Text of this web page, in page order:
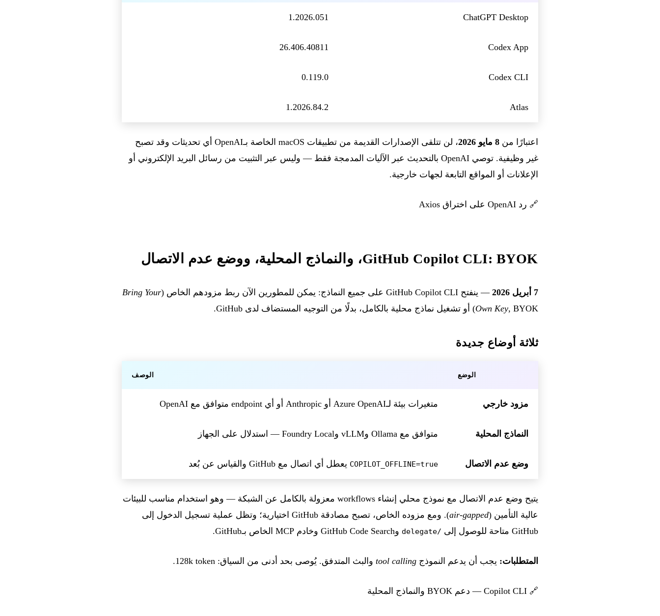
ChatGPT Desktop
1.2026.051
Codex App
26.406.40811
Codex CLI
0.119.0
Atlas
1.2026.84.2
اعتبارًا من 8 مايو 2026
، لن تتلقى الإصدارات القديمة من تطبيقات macOS الخاصة بـOpenAI أي تحديثات وقد تصبح
غير وظيفية. توصي OpenAI بالتحديث عبر الآليات المدمجة فقط — وليس عبر التثبيت من رسائل البريد الإلكتروني أو
الإعلانات أو المواقع التابعة لجهات خارجية.
🔗 رد OpenAI على اختراق Axios
GitHub Copilot CLI: BYOK، والنماذج المحلية، ووضع عدم الاتصال
7 أبريل 2026 — ينفتح GitHub Copilot CLI على جميع النماذج: يمكن للمطورين الآن ربط مزودهم الخاص (
Bring Your
Own Key, BYOK) أو تشغيل نماذج محلية بالكامل، بدلًا من التوجيه المستضاف لدى GitHub.
ثلاثة أوضاع جديدة
الوضع الوصف
مزود خارجي متغيرات بيئة لـAzure OpenAI أو Anthropic أو أي endpoint متوافق مع OpenAI
النماذج المحلية متوافق مع Ollama وvLLM وFoundry Local — استدلال على الجهاز
وضع عدم الاتصال COPILOT_OFFLINE=true يعطل أي اتصال مع GitHub والقياس عن بُعد
يتيح وضع عدم الاتصال مع نموذج محلي إنشاء workflows معزولة بالكامل عن الشبكة — وهو استخدام مناسب للبيئات
عالية التأمين (air-gapped
). ومع مزوده الخاص، تصبح مصادقة GitHub اختيارية؛ وتظل عملية تسجيل الدخول إلى
GitHub متاحة للوصول إلى
/delegate وGitHub Code Search وخادم MCP الخاص بـGitHub.
المتطلبات: يجب أن يدعم النموذج tool calling والبث المتدفق. يُوصى بحد أدنى من السياق: 128k token.
🔗 Copilot CLI — دعم BYOK والنماذج المحلية